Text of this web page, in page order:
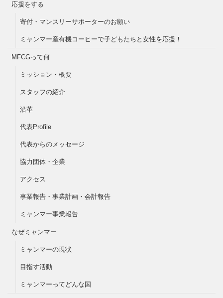
応援をする
寄付・マンスリーサポーターのお願い
ミャンマー産有機コーヒーで子どもたちと女性を応援！
MFCGって何
ミッション・概要
スタッフの紹介
沿革
代表Profile
代表からのメッセージ
協力団体・企業
アクセス
事業報告・事業計画・会計報告
ミャンマー事業報告
なぜミャンマー
ミャンマーの現状
目指す活動
ミャンマーってどんな国